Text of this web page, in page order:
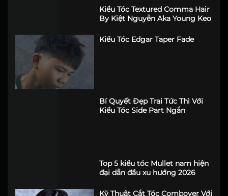
Kiểu Tóc Comma Hair Là Gì?
LEK Barber Academy
Tháng 4